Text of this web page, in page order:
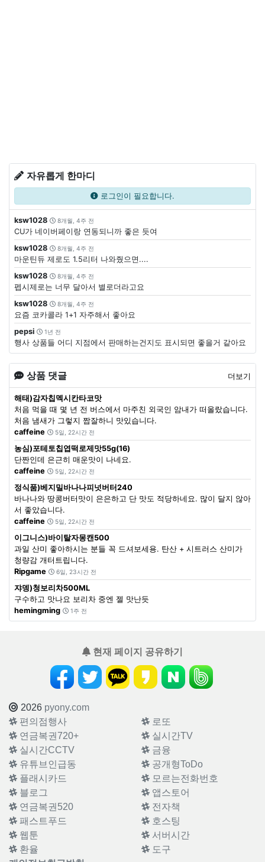
자유롭게 한마디
로그인이 필요합니다.
ksw1028 8개월, 4주 전
CU가 네이버페이랑 연동되니까 좋은 듯여
ksw1028
8개월, 4주 전
마운틴듀 제로도 1.5리터 나와줬으면....
ksw1028
8개월, 4주 전
펩시제로는 너무 달아서 별로더라고요
ksw1028
8개월, 4주 전
요즘 코카콜라 1+1 자주해서 좋아요
pepsi
1년 전
행사 상품들 어디 지점에서 판매하는건지도 표시되면 좋을거 같아요
상품 댓글 더보기
해태)감자칩멕시칸타코맛
처음 먹을 때 몇 년 전 버스에서 마주친 외국인 암내가 떠올랐습니다.
처음 냄새가 그렇지 짭잘하니 맛있습니다.
caffeine
5일, 22시간 전
농심)포테토칩엽떡로제맛55g(16)
단짠인데 은근히 매운맛이 나네요.
caffeine
5일, 22시간 전
정식품)베지밀바나나피넛버터240
바나나와 땅콩버터맛이 은은하고 단 맛도 적당하네요. 많이 달지 않아
서 좋았습니다.
caffeine
5일, 22시간 전
이그니스)바이탈자몽캔500
과일 산미 좋아하시는 분들 꼭 드셔보세용. 탄산 + 시트러스 산미가
청량감 개터트립니다.
Ripgame
6일, 23시간 전
쟈뎅)청보리차500ML
구수하고 맛나요 보리차 중엔 젤 맛난듯
hemingming
1주 전
현재 페이지 공유하기
2026 pyony.com
편의점행사
로또
연금복권720+
실시간TV
실시간CCTV
금융
유튜브인급동
공개형ToDo
플래시카드
모르는전화번호
블로그
앱스토어
연금복권520
전자책
패스트푸드
호스팅
웹툰
서버시간
환율
도구